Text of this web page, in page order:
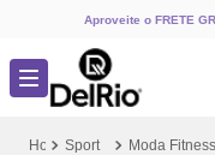
Aproveite o FRETE
Sport